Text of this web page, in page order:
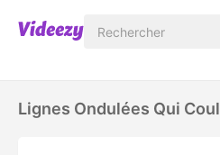
Lignes Ondulées Qui